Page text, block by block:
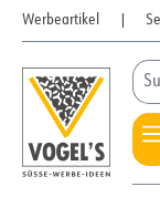
Zum Hauptinhalt
Werbeartikel